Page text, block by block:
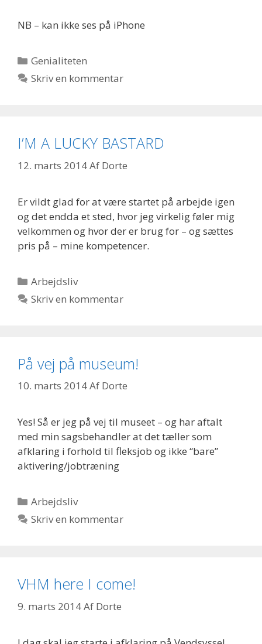
NB – kan ikke ses på iPhone
Kategorier
Genialiteten
Skriv en kommentar
I’M A LUCKY BASTARD
12. marts 2014Af Dorte
Er vildt glad for at være startet på arbejde igen
og det endda et sted, hvor jeg virkelig føler mig
velkommen og hvor der er brug for – og sættes
pris på – mine kompetencer.
Kategorier
Arbejdsliv
Skriv en kommentar
På vej på museum!
10. marts 2014Af Dorte
Yes! Så er jeg på vej til museet – og har aftalt
med min sagsbehandler at det tæller som
afklaring i forhold til fleksjob og ikke “bare”
aktivering/jobtræning
Kategorier
Arbejdsliv
Skriv en kommentar
VHM here I come!
9. marts 2014Af Dorte